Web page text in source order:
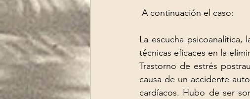
A continuación el caso:
La escucha psicoanalítica,
técnicas eficaces en la
Trastorno de estrés
causa de un accidente
cardíacos. Hubo de ser